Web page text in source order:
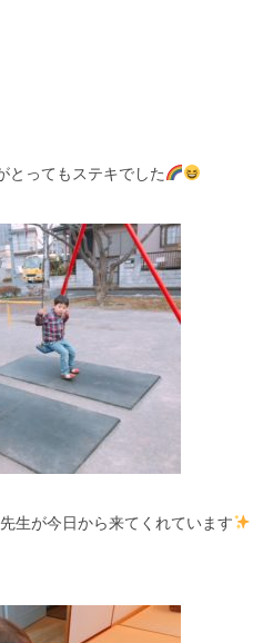
とってもステキでした
生が今日から来てくれています